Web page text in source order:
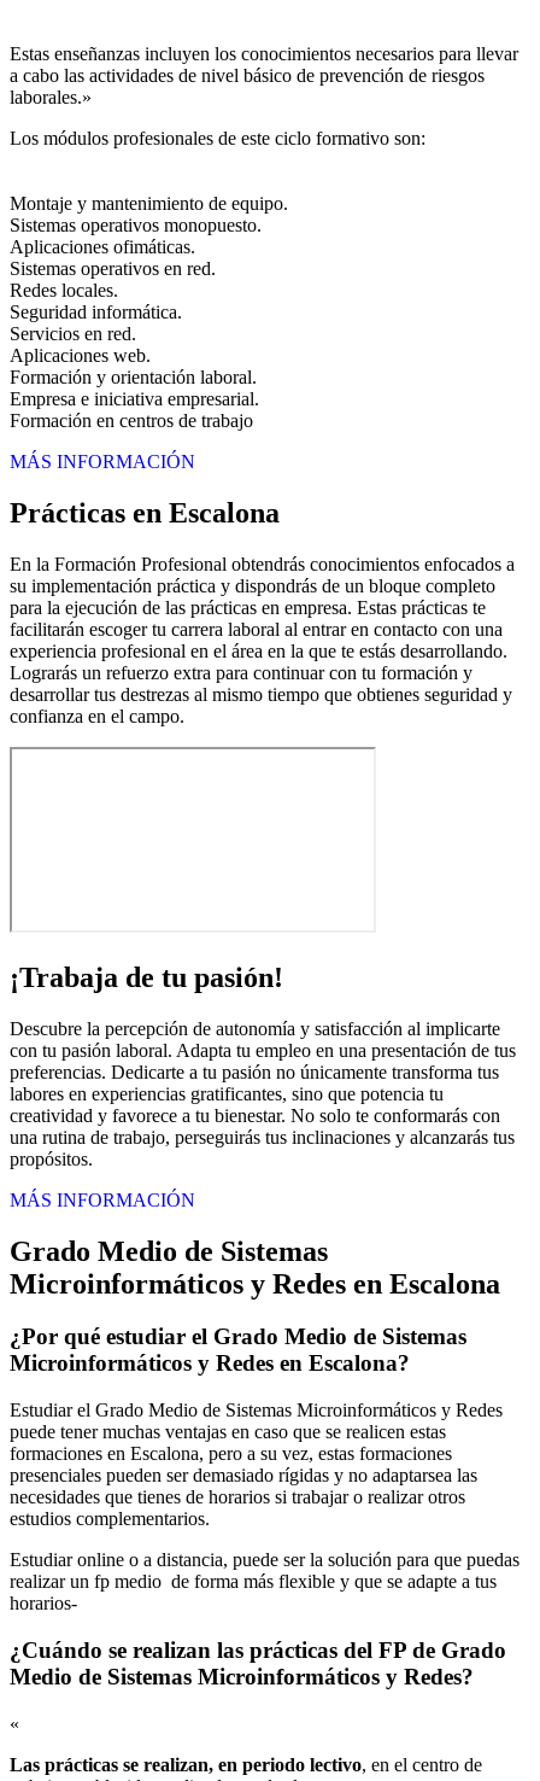
Estas enseñanzas incluyen los conocimientos necesarios para llevar
a cabo las actividades de nivel básico de prevención de riesgos
laborales.»
Los módulos profesionales de este ciclo formativo son:
Montaje y mantenimiento de equipo.
Sistemas operativos monopuesto.
Aplicaciones ofimáticas.
Sistemas operativos en red.
Redes locales.
Seguridad informática.
Servicios en red.
Aplicaciones web.
Formación y orientación laboral.
Empresa e iniciativa empresarial.
Formación en centros de trabajo
MÁS INFORMACIÓN
Prácticas en Escalona
En la Formación Profesional obtendrás conocimientos enfocados a
su implementación práctica y dispondrás de un bloque completo
para la ejecución de las prácticas en empresa. Estas prácticas te
facilitarán escoger tu carrera laboral al entrar en contacto con una
experiencia profesional en el área en la que te estás desarrollando.
Lograrás un refuerzo extra para continuar con tu formación y
desarrollar tus destrezas al mismo tiempo que obtienes seguridad y
confianza en el campo.
¡Trabaja de tu pasión!
Descubre la percepción de autonomía y satisfacción al implicarte
con tu pasión laboral. Adapta tu empleo en una presentación de tus
preferencias. Dedicarte a tu pasión no únicamente transforma tus
labores en experiencias gratificantes, sino que potencia tu
creatividad y favorece a tu bienestar. No solo te conformarás con
una rutina de trabajo, perseguirás tus inclinaciones y alcanzarás tus
propósitos.
MÁS INFORMACIÓN
Grado Medio de Sistemas
Microinformáticos y Redes en Escalona
¿Por qué estudiar el Grado Medio de Sistemas
Microinformáticos y Redes en Escalona?
Estudiar el Grado Medio de Sistemas Microinformáticos y Redes
puede tener muchas ventajas en caso que se realicen estas
formaciones en Escalona, pero a su vez, estas formaciones
presenciales pueden ser demasiado rígidas y no adaptarsea las
necesidades que tienes de horarios si trabajar o realizar otros
estudios complementarios.
Estudiar online o a distancia, puede ser la solución para que puedas
realizar un fp medio de forma más flexible y que se adapte a tus
horarios-
¿Cuándo se realizan las prácticas del FP de Grado
Medio de Sistemas Microinformáticos y Redes?
«
Las prácticas se realizan, en periodo lectivo, en el centro de